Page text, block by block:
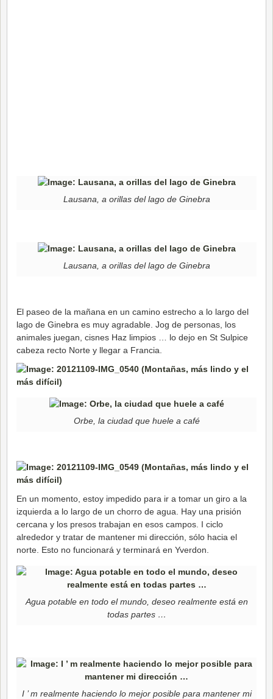
Lausana, a orillas del lago de Ginebra
Lausana, a orillas del lago de Ginebra
El paseo de la mañana en un camino estrecho a lo largo del
lago de Ginebra es muy agradable. Jog de personas, los
animales juegan, cisnes Haz limpios … lo dejo en St Sulpice
cabeza recto Norte y llegar a Francia.
Orbe, la ciudad que huele a café
En un momento, estoy impedido para ir a tomar un giro a la
izquierda a lo largo de un chorro de agua. Hay una prisión
cercana y los presos trabajan en esos campos. I ciclo
alrededor y tratar de mantener mi dirección, sólo hacia el
norte. Esto no funcionará y terminará en Yverdon.
Agua potable en todo el mundo, deseo realmente está en
todas partes …
I ’ m realmente haciendo lo mejor posible para mantener mi